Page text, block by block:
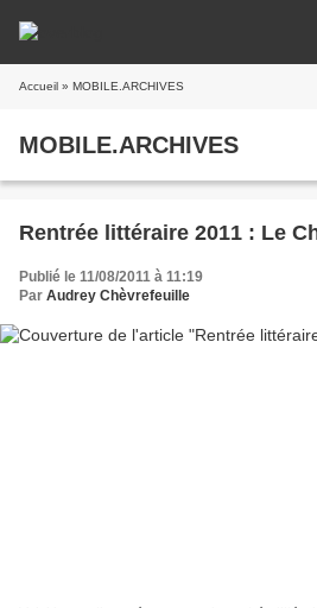
Accueil » MOBILE.ARCHIVES
MOBILE.ARCHIVES
Rentrée littéraire 2011 : Le
Publié le 11/08/2011 à 11:19
Par Audrey Chèvrefeuille